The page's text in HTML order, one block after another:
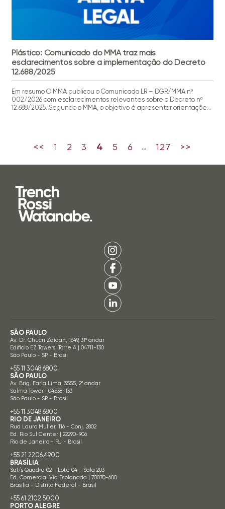
Plástico: Comunicado do MMA traz mais
esclarecimentos sobre a implementação do Decreto
12.688/2025
Em resumo O MMA publicou o Comunicado LR – DGR/MMA nº
002/2026 com esclarecimentos relevantes sobre o Decreto nº
12.688/2025. Segundo o MMA, o objetivo é apresentar orientações
<< 1 2 3 4 5 6 … 127 >>
SÃO PAULO
Av. Dr. Chucri Zaidan, 1649, 31º andar
Edifício EZ Towers, Torre A | 04711-130
São Paulo - SP - Brasil
+55 11 3048.6800
SÃO PAULO
Av. Brig. Faria Lima, 3555, 2º andar
Salma Tower | 04538-133
São Paulo - SP - Brasil
+55 11 3048.6800
RIO DE JANEIRO
Rua Lauro Muller, 116 - Conj. 2802
Ed. Rio Sul Center | 22290-906
Rio de Janeiro - RJ - Brasil
+55 21 2206.4900
BRASÍLIA
Saf/s Quadra 02 - Lote 04 - Sala 203
Ed. Comercial Via Esplanada | 70070-600
Brasília - Distrito Federal - Brasil
+55 61 2102.5000
PORTO ALEGRE